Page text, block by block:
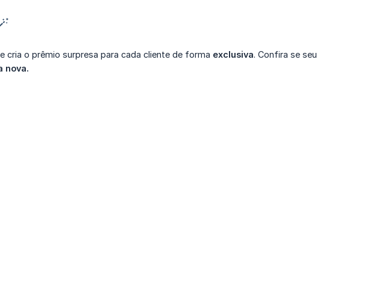
cria o prêmio surpresa para cada cliente de forma exclusiva. Confira se seu
nova.